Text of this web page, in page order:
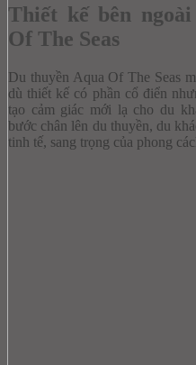
Thiết kế bên
Of The Seas
Du thuyền Aqua Of The Seas
dù thiết kế có phần cổ điển
tạo cảm giác mới lạ cho du
bước chân lên du thuyền, du
tinh tế, sang trọng của phong